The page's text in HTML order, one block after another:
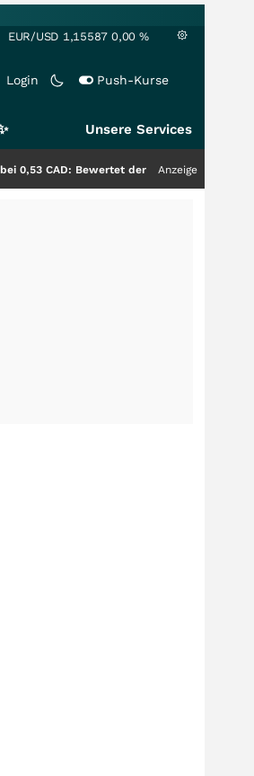
EUR/USD 1,15587 0,00 %
Login Push-Kurse
Unsere Services
CAD: Bewertet der Markt noch immer nur
Anzeige